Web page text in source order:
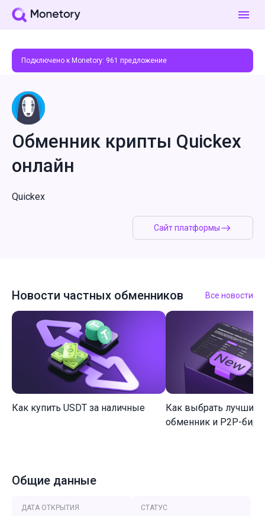
Подключено к Monetory: 961 предложение
Сайт платформы
Обменник крипты Quickex
онлайн
Quickex
Новости частных обменников Все новости
Как купить USDT за наличные
Как выбрать лучший
обменник и P2P-
Общие данные
ДАТА ОТКРЫТИЯ СТАТУС